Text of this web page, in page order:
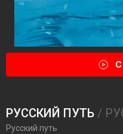
РУССКИЙ ПУТЬ /
Русский путь